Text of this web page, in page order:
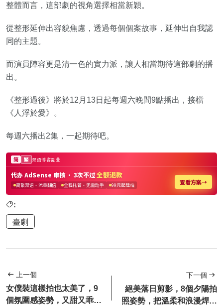
整體而言，這部劇的視角選擇相當新穎。
從整形延伸出容貌焦慮，透過每個個案故事，延伸出自我認
同的主題。
而演員陣容更是清一色的實力派，讓人相當期待這部劇的播
出。
《整形過後》將於12月13日起每週六晚間9點播出，接檔
《人浮於愛》。
每週六播出2集，一起期待吧。
:
臺劇
上一個
女僕裝這樣拍也太美了，9
個氛圍感姿勢，又甜又乖，
下一個
絕美落日剪影，8個夕陽拍
照姿勢，把溫柔和浪漫焊在